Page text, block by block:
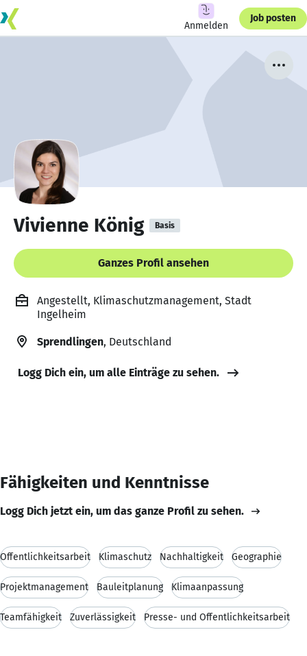
Anmelden
Job posten
Vivienne König Basis
Ganzes Profil ansehen
Angestellt, Klimaschutzmanagement, Stadt
Ingelheim
Sprendlingen, Deutschland
Logg Dich ein, um alle Einträge zu sehen.
Fähigkeiten und Kenntnisse
Logg Dich jetzt ein, um das ganze Profil zu sehen.
Öffentlichkeitsarbeit Klimaschutz Nachhaltigkeit Geographie
Projektmanagement Bauleitplanung Klimaanpassung
Teamfähigkeit Zuverlässigkeit Presse- und Öffentlichkeitsarbeit